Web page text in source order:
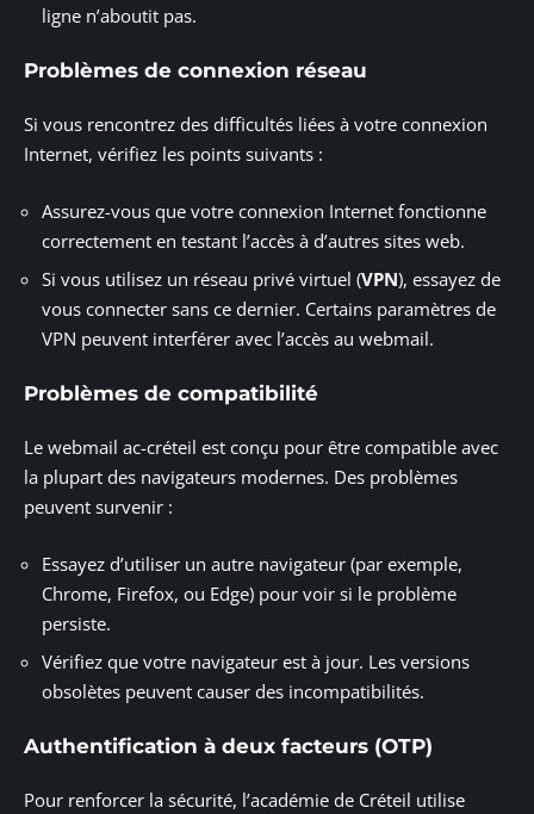
ligne n’aboutit pas.
Problèmes de connexion réseau
Si vous rencontrez des difficultés liées à votre connexion
Internet, vérifiez les points suivants :
Assurez-vous que votre connexion Internet fonctionne
correctement en testant l’accès à d’autres sites web.
Si vous utilisez un réseau privé virtuel (VPN), essayez de
vous connecter sans ce dernier. Certains paramètres de
VPN peuvent interférer avec l’accès au webmail.
Problèmes de compatibilité
Le webmail ac-créteil est conçu pour être compatible avec
la plupart des navigateurs modernes. Des problèmes
peuvent survenir :
Essayez d’utiliser un autre navigateur (par exemple,
Chrome, Firefox, ou Edge) pour voir si le problème
persiste.
Vérifiez que votre navigateur est à jour. Les versions
obsolètes peuvent causer des incompatibilités.
Authentification à deux facteurs (OTP)
Pour renforcer la sécurité, l’académie de Créteil utilise